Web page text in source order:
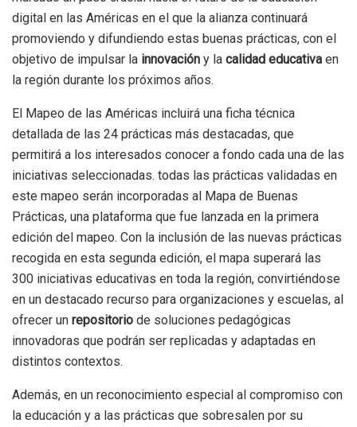
digital en las Américas en el que la alianza continuará
promoviendo y difundiendo estas buenas prácticas, con el
objetivo de impulsar la innovación y la calidad educativa en
la región durante los próximos años.
El Mapeo de las Américas incluirá una ficha técnica
detallada de las 24 prácticas más destacadas, que
permitirá a los interesados conocer a fondo cada una de las
iniciativas seleccionadas. todas las prácticas validadas en
este mapeo serán incorporadas al Mapa de Buenas
Prácticas, una plataforma que fue lanzada en la primera
edición del mapeo. Con la inclusión de las nuevas prácticas
recogida en esta segunda edición, el mapa superará las
300 iniciativas educativas en toda la región, convirtiéndose
en un destacado recurso para organizaciones y escuelas, al
ofrecer un repositorio de soluciones pedagógicas
innovadoras que podrán ser replicadas y adaptadas en
distintos contextos.
Además, en un reconocimiento especial al compromiso con
la educación y a las prácticas que sobresalen por su